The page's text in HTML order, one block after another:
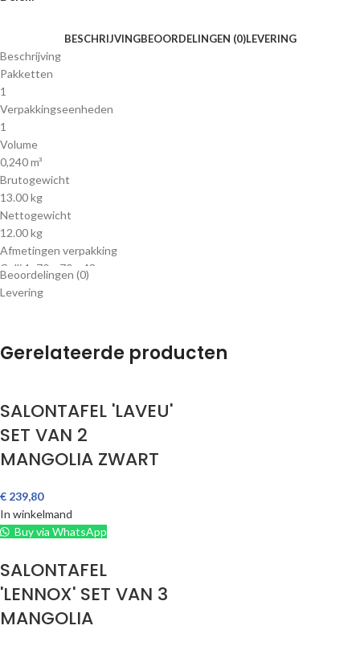
BESCHRIJVINGBEOORDELINGEN (0)LEVERING
Beschrijving
Pakketten
1
Verpakkingseenheden
1
Volume
0,240 m³
Brutogewicht
13.00 kg
Nettogewicht
12.00 kg
Afmetingen verpakking
Colli 1: 70 x 70 x 48 cm
Technische informatie
Beoordelingen (0)
Levering
Gerelateerde producten
SALONTAFEL 'LAVEU'
SET VAN 2
MANGOLIA ZWART
€ 239,80
In winkelmand
Buy via WhatsApp
SALONTAFEL
'LENNOX' SET VAN 3
MANGOLIA